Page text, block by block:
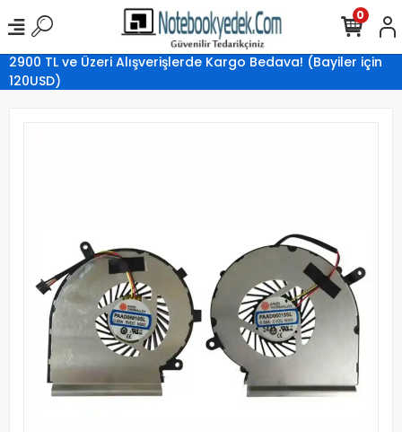
2900 TL ve Üzeri Alışverişlerde Kargo Bedava! (Bayiler için
120USD)
0